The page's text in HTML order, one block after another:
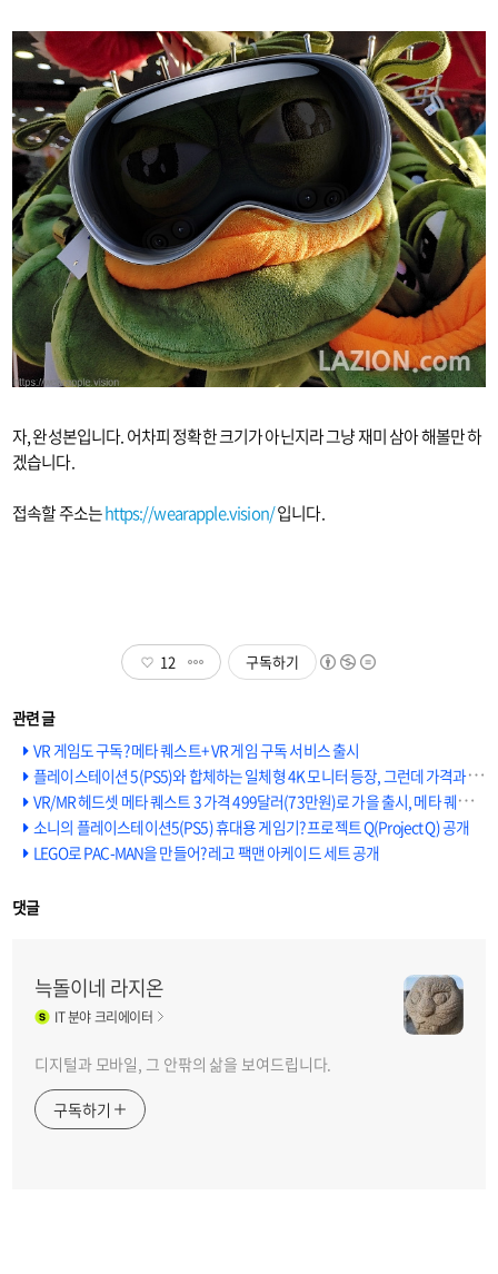
자, 완성본입니다. 어차피 정확한 크기가 아닌지라 그냥 재미 삼아 해볼만 하
겠습니다.
접속할 주소는https://wearapple.vision/입니다.
12 구독하기
VR 게임도 구독? 메타 퀘스트+ VR 게임 구독 서비스 출시
플레이스테이션 5(PS5)와 합체하는 일체형 4K 모니터 등장, 그런데 가격과 무게가?
VR/MR 헤드셋 메타 퀘스트 3 가격 499달러(73만원)로 가을 출시, 메타 퀘스트 2는 299달러로 인하
소니의 플레이스테이션5(PS5) 휴대용 게임기? 프로젝트 Q(Project Q) 공개
LEGO로 PAC-MAN을 만들어? 레고 팩맨 아케이드 세트 공개
댓글
늑돌이네 라지온
IT분야 크리에이터
디지털과 모바일, 그 안팎의 삶을 보여드립니다.
구독하기